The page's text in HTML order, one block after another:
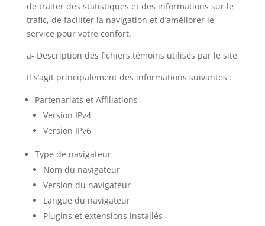
de traiter des statistiques et des informations sur le
trafic, de faciliter la navigation et d’améliorer le
service pour votre confort.
a- Description des fichiers témoins utilisés par le site
Il s’agit principalement des informations suivantes :
Partenariats et Affiliations
Version IPv4
Version IPv6
Type de navigateur
Nom du navigateur
Version du navigateur
Langue du navigateur
Plugins et extensions installés